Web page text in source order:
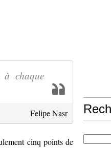
à chaque
Felipe Nasr
cinq points de